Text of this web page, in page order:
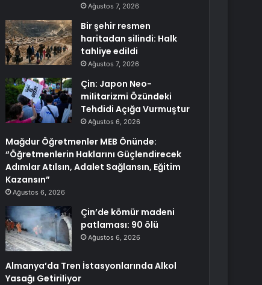
Ağustos 7, 2026
Bir şehir resmen
haritadan silindi: Halk
tahliye edildi
Ağustos 7, 2026
Çin: Japon Neo-
militarizmi Özündeki
Tehdidi Açığa Vurmuştur
Ağustos 6, 2026
Mağdur Öğretmenler MEB Önünde:
“Öğretmenlerin Haklarını Güçlendirecek
Adımlar Atılsın, Adalet Sağlansın, Eğitim
Kazansın”
Ağustos 6, 2026
Çin’de kömür madeni
patlaması: 90 ölü
Ağustos 6, 2026
Almanya’da Tren İstasyonlarında Alkol
Yasağı Getiriliyor